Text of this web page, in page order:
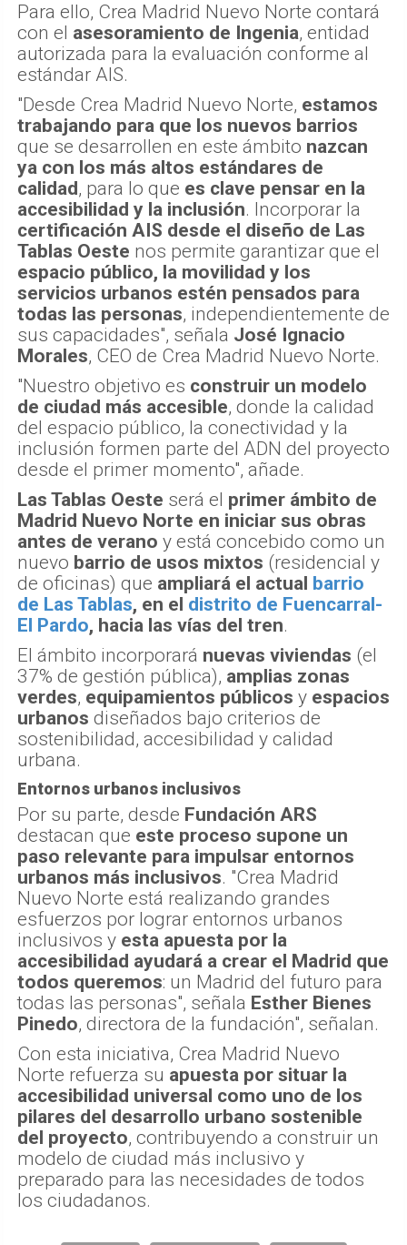
Para ello, Crea Madrid Nuevo Norte contará
con el asesoramiento de Ingenia, entidad
autorizada para la evaluación conforme al
estándar AIS.
"Desde Crea Madrid Nuevo Norte, estamos
trabajando para que los nuevos barrios
que se desarrollen en este ámbito nazcan
ya con los más altos estándares de
calidad, para lo que es clave pensar en la
accesibilidad y la inclusión. Incorporar la
certificación AIS desde el diseño de Las
Tablas Oeste nos permite garantizar que el
espacio público, la movilidad y los
servicios urbanos estén pensados para
todas las personas, independientemente de
sus capacidades", señala José Ignacio
Morales, CEO de Crea Madrid Nuevo Norte.
"Nuestro objetivo es construir un modelo
de ciudad más accesible, donde la calidad
del espacio público, la conectividad y la
inclusión formen parte del ADN del proyecto
desde el primer momento", añade.
Las Tablas Oeste será el primer ámbito de
Madrid Nuevo Norte en iniciar sus obras
antes de verano y está concebido como un
nuevo barrio de usos mixtos (residencial y
de oficinas) que ampliará el actual barrio
de Las Tablas, en el distrito de Fuencarral-
El Pardo, hacia las vías del tren.
El ámbito incorporará nuevas viviendas (el
37% de gestión pública), amplias zonas
verdes, equipamientos públicos y espacios
urbanos diseñados bajo criterios de
sostenibilidad, accesibilidad y calidad
urbana.
Entornos urbanos inclusivos
Por su parte, desde Fundación ARS
destacan que este proceso supone un
paso relevante para impulsar entornos
urbanos más inclusivos. "Crea Madrid
Nuevo Norte está realizando grandes
esfuerzos por lograr entornos urbanos
inclusivos y esta apuesta por la
accesibilidad ayudará a crear el Madrid que
todos queremos: un Madrid del futuro para
todas las personas", señala Esther Bienes
Pinedo, directora de la fundación", señalan.
Con esta iniciativa, Crea Madrid Nuevo
Norte refuerza su apuesta por situar la
accesibilidad universal como uno de los
pilares del desarrollo urbano sostenible
del proyecto, contribuyendo a construir un
modelo de ciudad más inclusivo y
preparado para las necesidades de todos
los ciudadanos.